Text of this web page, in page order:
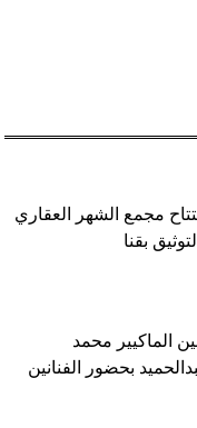
مجمع الشهر العقاري
بقنا
الماكيير محمد
بحضور الفنانين